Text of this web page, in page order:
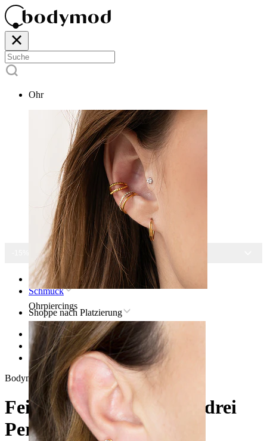
Ohr
Ohrpiercings
-15% AUF ALLEN SCHMUCK
Startseite
Schmuck
Shoppe nach Platzierung
Lippen
Titan-lippenpiercingschmuck
Feines Titan-Labret mit drei Perlen
Bodymod Premium
Feines Titan-Labret mit drei
Perlen